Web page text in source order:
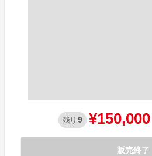
残り 9 ¥150,000
販売終了